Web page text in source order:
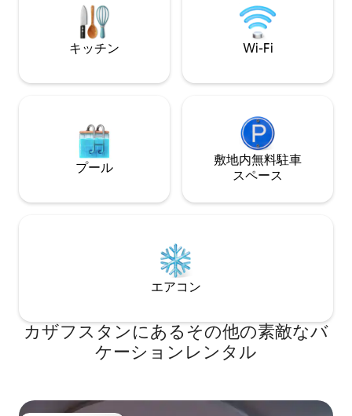
楽しみください。レクリエーションエリ
アでの1日を過ごすためのすべては、居心
地と思いやりから始まります。
キッチン Wi-Fi
プール
敷地内無料駐⁠車
ス⁠ペ⁠ー⁠ス
エアコン
カザフスタンにあるその他の素敵なバ
ケーションレンタル